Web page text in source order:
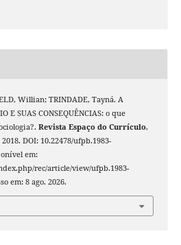
Willian; TRINDADE, Tayná. A
E SUAS CONSEQUÊNCIAS: o que
Revista Espaço do Currículo,
DOI: 10.22478/ufpb.1983-
em:
rec/article/view/ufpb.1983-
em: 8 ago. 2026.